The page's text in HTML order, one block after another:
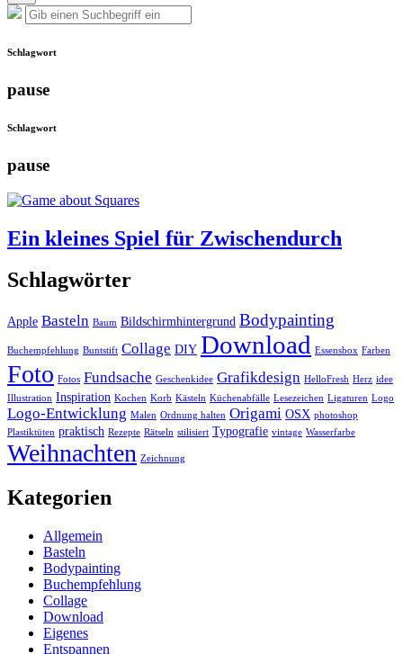
Such-
Overlay
Suche
nach:
Suchen
Schlagwort
pause
Schlagwort
pause
Ein kleines Spiel für Zwischendurch
Schlagwörter
Apple Basteln Baum Bildschirmhintergrund Bodypainting
Buchempfehlung Buntstift Collage DIY Download Essensbox Farben
Foto Fotos Fundsache Geschenkidee Grafikdesign HelloFresh Herz idee
Illustration Inspiration Kochen Korb Kästeln Küchenabfälle Lesezeichen Ligaturen Logo
Logo-Entwicklung Malen Ordnung halten Origami OSX photoshop
Plastiktüten praktisch Rezepte Rätseln stilisiert Typografie vintage Wasserfarbe
Weihnachten Zeichnung
Kategorien
Allgemein
Basteln
Bodypainting
Buchempfehlung
Collage
Download
Eigenes
Entspannen